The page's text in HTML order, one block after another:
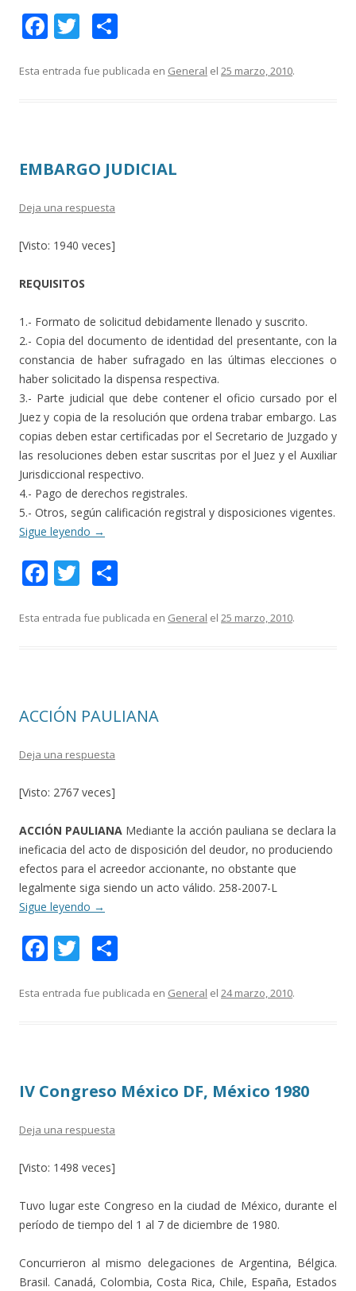
F
e
k
T
itt m
r
Esta entrada fue publicada en General el 25 marzo, 2010.
EMBARGO JUDICIAL
Deja una respuesta
[Visto: 1940 veces]
REQUISITOS
1.- Formato de solicitud debidamente llenado y suscrito.
2.- Copia del documento de identidad del presentante, con la
constancia de haber sufragado en las últimas elecciones o
haber solicitado la dispensa respectiva.
3.- Parte judicial que debe contener el oficio cursado por el
Juez y copia de la resolución que ordena trabar embargo. Las
copias deben estar certificadas por el Secretario de Juzgado y
las resoluciones deben estar suscritas por el Juez y el Auxiliar
Jurisdiccional respectivo.
4.- Pago de derechos registrales.
5.- Otros, según calificación registral y disposiciones vigentes.
Sigue leyendo →
F
e
o
k
T
itt m
r
Esta entrada fue publicada en General el 25 marzo, 2010.
ACCIÓN PAULIANA
Deja una respuesta
[Visto: 2767 veces]
ACCIÓN PAULIANA Mediante la acción pauliana se declara la
ineficacia del acto de disposición del deudor, no produciendo
efectos para el acreedor accionante, no obstante que
legalmente siga siendo un acto válido. 258-2007-L
Sigue leyendo →
F
e
k
T
itt m
r
Esta entrada fue publicada en General el 24 marzo, 2010.
IV Congreso México DF, México 1980
Deja una respuesta
[Visto: 1498 veces]
Tuvo lugar este Congreso en la ciudad de México, durante el
período de tiempo del 1 al 7 de diciembre de 1980.
Concurrieron al mismo delegaciones de Argentina, Bélgica.
Brasil. Canadá, Colombia, Costa Rica, Chile, España, Estados